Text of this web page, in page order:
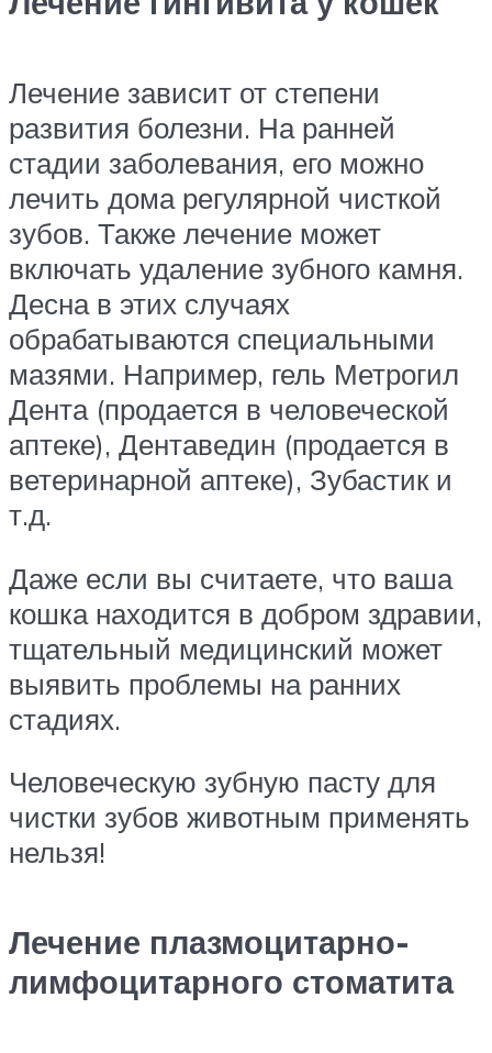
Лечение зависит от степени
развития болезни. На ранней
стадии заболевания, его можно
лечить дома регулярной чисткой
зубов. Также лечение может
включать удаление зубного камня.
Десна в этих случаях
обрабатываются специальными
мазями. Например, гель Метрогил
Дента (продается в человеческой
аптеке), Дентаведин (продается в
ветеринарной аптеке), Зубастик и
т.д.
Даже если вы считаете, что ваша
кошка находится в добром здравии,
тщательный медицинский может
выявить проблемы на ранних
стадиях.
Человеческую зубную пасту для
чистки зубов животным применять
нельзя!
Лечение плазмоцитарно-
лимфоцитарного стоматита